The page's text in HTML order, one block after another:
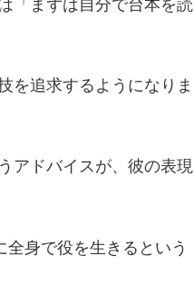
「まずは自分で台本を読
を追求するようになりま
アドバイスが、彼の表現
全身で役を生きるという